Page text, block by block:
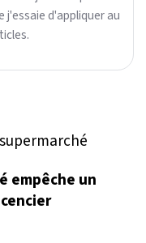
j'essaie d'appliquer au
empêche un